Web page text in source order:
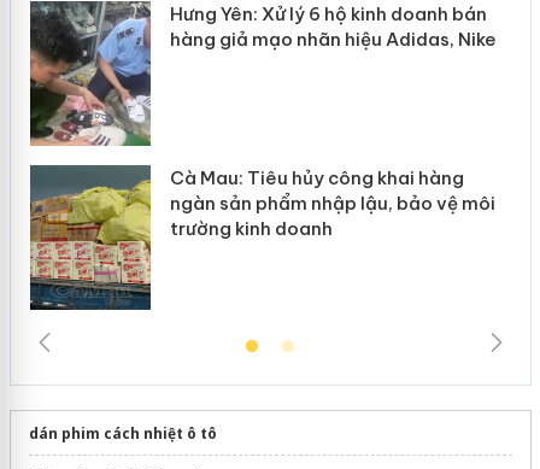
Hưng Yên: Xử lý 6 hộ kinh doanh bán
hàng giả mạo nhãn hiệu Adidas, Nike
Cà Mau: Tiêu hủy công khai hàng
ngàn sản phẩm nhập lậu, bảo vệ môi
trường kinh doanh
dán phim cách nhiệt ô tô